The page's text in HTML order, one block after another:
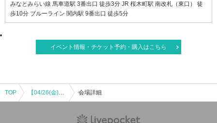
みなとみらい線 馬車道駅 3番出口 徒歩3分 JR 桜木町駅 南改札（東口） 徒
歩10分 ブルーライン 関内駅 9番出口 徒歩5分
イベント情報・チケット予約・購入はこちら
TOP 【04/26(金)】お久しぶり個展『おひBUNNY』 会場詳細